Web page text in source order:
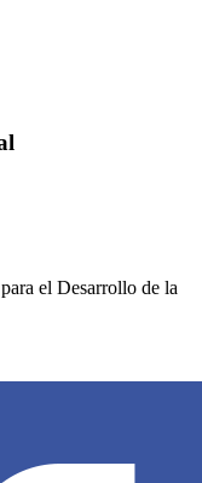
el Desarrollo de la